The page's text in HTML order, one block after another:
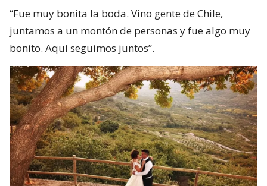
“Fue muy bonita la boda. Vino gente de Chile,
juntamos a un montón de personas y fue algo muy
bonito. Aquí seguimos juntos”.